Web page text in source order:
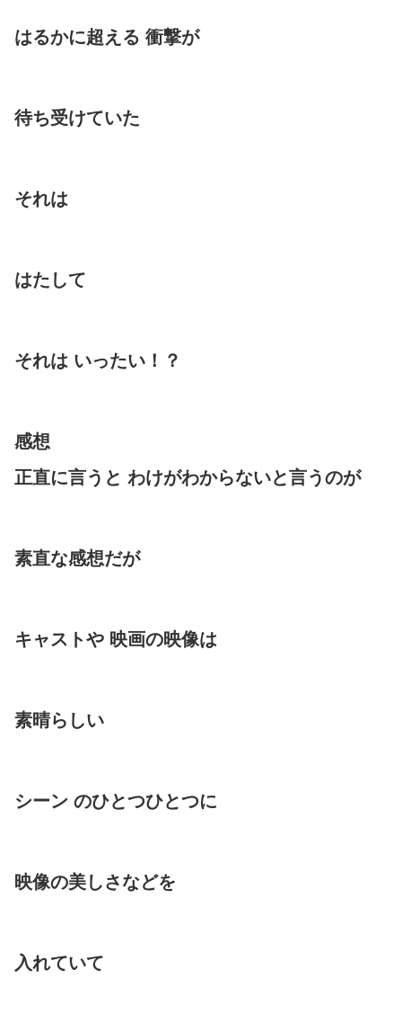
はるかに超える 衝撃が
待ち受けていた
それは
はたして
それは いったい！？
感想
正直に言うと わけがわからないと言うのが
素直な感想だが
キャストや 映画の映像は
素晴らしい
シーン のひとつひとつに
映像の美しさなどを
入れていて